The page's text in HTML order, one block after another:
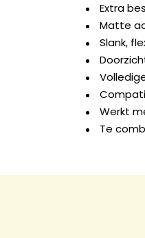
Extra
Matte
Slank,
Werkt
Te